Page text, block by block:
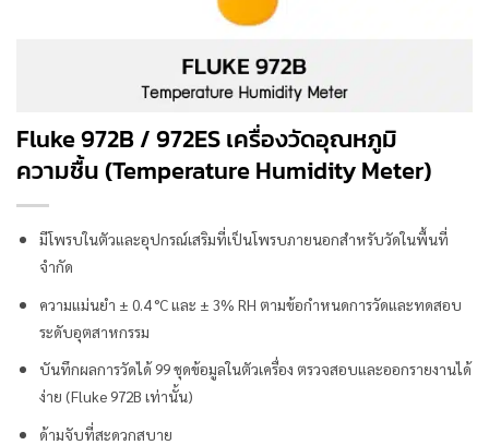
Fluke 972B / 972ES เครื่องวัดอุณหภูมิ
ความชื้น (Temperature Humidity Meter)
มีโพรบในตัวและอุปกรณ์เสริมที่เป็นโพรบภายนอกสำหรับวัดในพื้นที่
จำกัด
ความแม่นยำ ± 0.4 °C และ ± 3% RH ตามข้อกำหนดการวัดและทดสอบ
ระดับอุตสาหกรรม
บันทึกผลการวัดได้ 99 ชุดข้อมูลในตัวเครื่อง ตรวจสอบและออกรายงานได้
ง่าย (Fluke 972B เท่านั้น)
ด้ามจับที่สะดวกสบาย